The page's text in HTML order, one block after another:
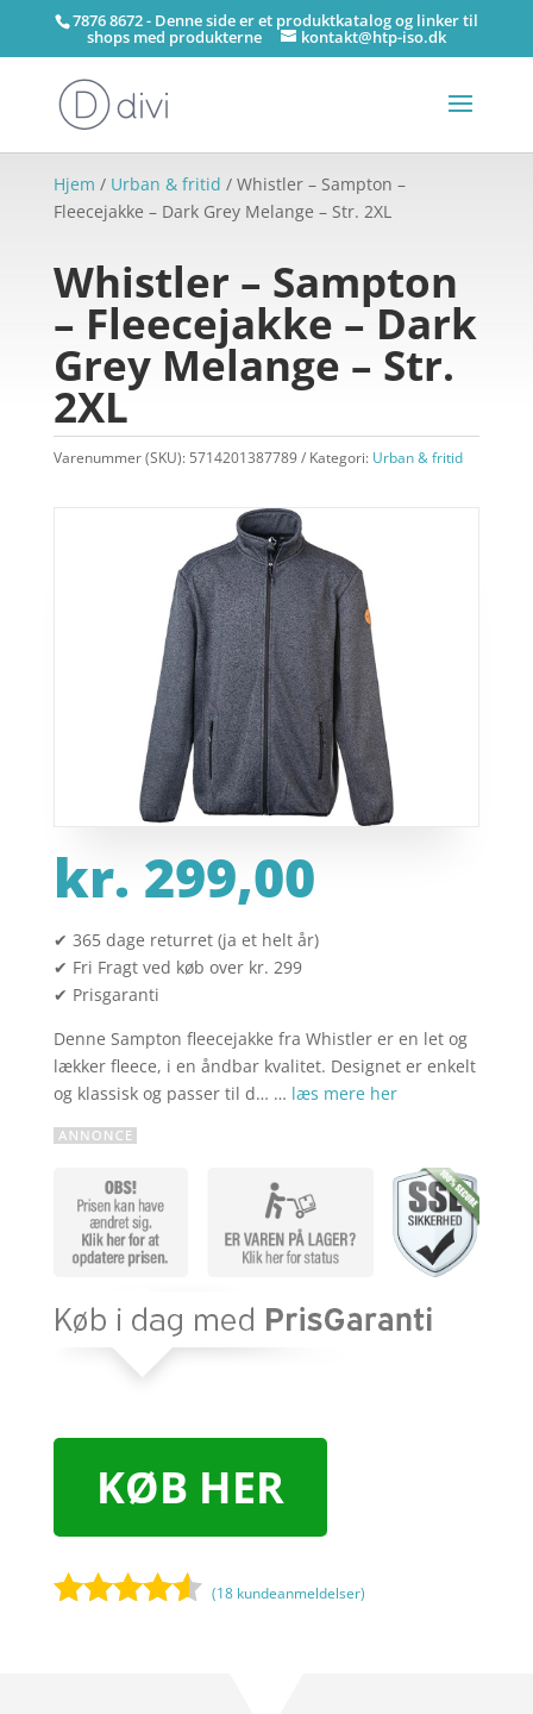
7876 8672 - Denne side er et produktkatalog og linker til
shops med produkterne kontakt@htp-iso.dk
Hjem / Urban & fritid / Whistler – Sampton –
Fleecejakke – Dark Grey Melange – Str. 2XL
Whistler – Sampton
– Fleecejakke – Dark
Grey Melange – Str.
2XL
Varenummer (SKU): 5714201387789 Kategori: Urban & fritid
kr. 299,00
✔ 365 dage returret (ja et helt år)
✔ Fri Fragt ved køb over kr. 299
✔ Prisgaranti
Denne Sampton fleecejakke fra Whistler er en let og
lækker fleece, i en åndbar kvalitet. Designet er enkelt
og klassisk og passer til d… … læs mere her
KØB HER
(18 kundeanmeldelser)